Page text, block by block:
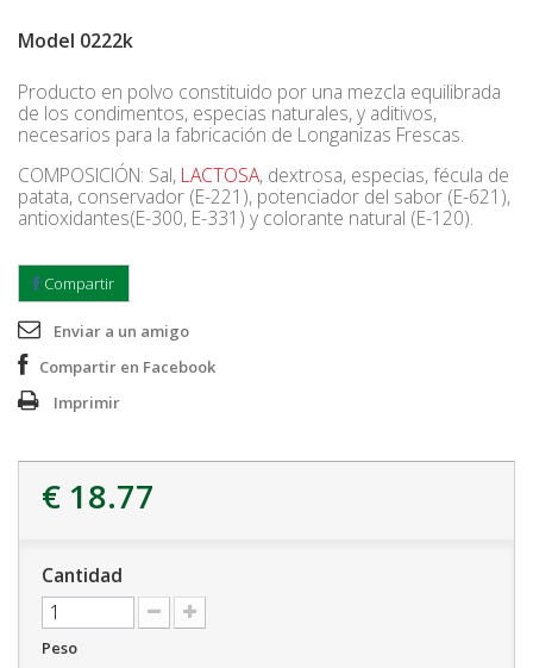
Model 0222k
Producto en polvo constituido por una mezcla equilibrada
de los condimentos, especias naturales, y aditivos,
necesarios para la fabricación de Longanizas Frescas.
COMPOSICIÓN: Sal, LACTOSA, dextrosa, especias, fécula de
patata, conservador (E-221), potenciador del sabor (E-621),
antioxidantes(E-300, E-331) y colorante natural (E-120).
Compartir
Enviar a un amigo
Compartir en Facebook
Imprimir
€ 18.77
Cantidad
Peso